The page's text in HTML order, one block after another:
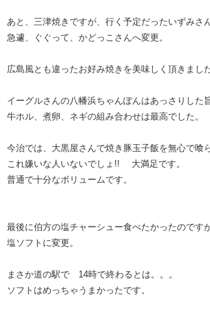
あと、三津焼きですが、行く予定だったいずみさ
急遽、ぐぐって、かどっこさんへ変更。
広島風とも違ったお好み焼きを美味しく頂きました
イーグルさんの八幡浜ちゃんぽんはあっさりした
牛ホル、煮卵、ネギの組み合わせは最高でした。
今治では、大黒屋さんで焼き豚玉子飯を無心で喰
これ嫌いな人いないでしょ!! 大満足です。
普通で十分なボリュームです。
最後に伯方の塩チャーシュー食べたかったのです
塩ソフトに変更。
まさか道の駅で 14時で終わるとは。。。
ソフトはめっちゃうまかったです。